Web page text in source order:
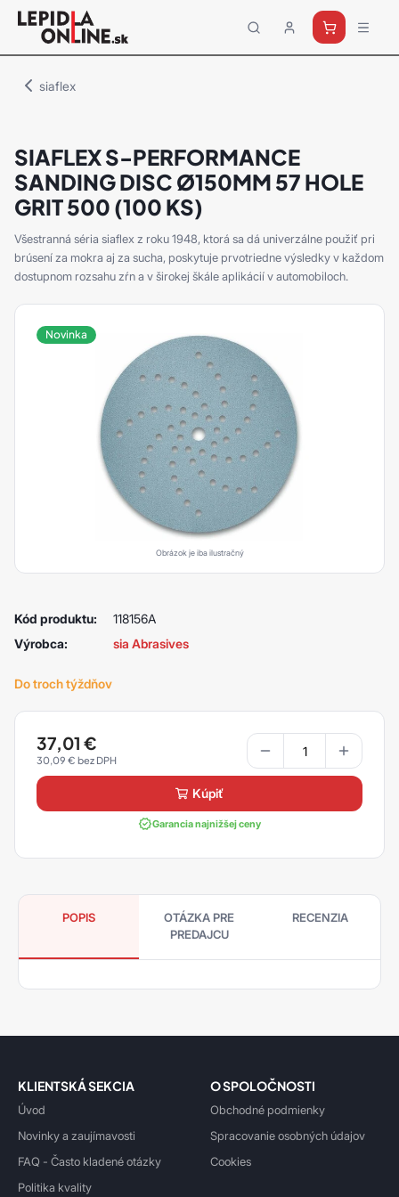
Priemyselné
lepidlá
siaflex
SIAFLEX S-PERFORMANCE
SANDING DISC Ø150MM 57 HOLE
GRIT 500 (100 KS)
Všestranná séria siaflex z roku 1948, ktorá sa dá univerzálne použiť pri
brúsení za mokra aj za sucha, poskytuje prvotriedne výsledky v každom
dostupnom rozsahu zŕn a v širokej škále aplikácií v automobiloch.
Novinka
Obrázok je iba ilustračný
Kód produktu:
118156A
Výrobca:
sia Abrasives
Do troch týždňov
37,01 €
30,09 €
kúpiť
Garancia najnižšej ceny
POPIS
OTÁZKA PRE
PREDAJCU
RECENZIA
KLIENTSKÁ SEKCIA
Úvod
Novinky a zaujímavosti
FAQ - Často kladené otázky
Politika kvality
O SPOLOČNOSTI
Obchodné podmienky
Spracovanie osobných údajov
Cookies